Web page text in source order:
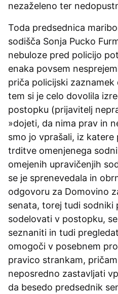
nezaželeno ter
Toda predsednica
sodišča Sonja Pucko
nebuloze pred policijo
enaka povsem
priča policijski
tem si je celo dovolila
postopku (prijavitelj
»dojeti, da nima prav in
smo jo vprašali, iz
trditve omenjenega
omejenih upravičenjih
se je sprenevedala in
odgovoru za Domovino
senata, torej tudi sodniki
sodelovati v postopku,
seznaniti in tudi
omogoči v posebnem
pravico strankam,
neposredno zastavljati
da besedo predsednik